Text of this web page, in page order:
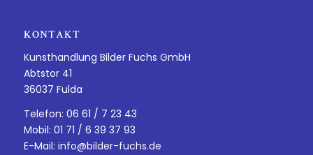
KONTAKT
Kunsthandlung Bilder Fuchs GmbH
Abtstor 41
36037 Fulda
Telefon: 06 61 / 7 23 43
Mobil: 01 71 / 6 39 37 93
E-Mail: info@bilder-fuchs.de